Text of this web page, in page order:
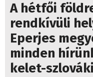
A hétfői
rendkívüli
Eperjes
minden
kelet-